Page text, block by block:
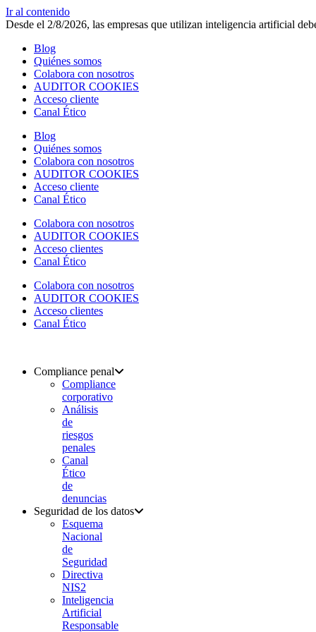
Ir al contenido
Desde el 2/8/2026, las empresas que utilizan inteligencia artificial
Blog
Quiénes somos
Colabora con nosotros
AUDITOR COOKIES
Acceso cliente
Canal Ético
Blog
Quiénes somos
Colabora con nosotros
AUDITOR COOKIES
Acceso cliente
Canal Ético
Colabora con nosotros
AUDITOR COOKIES
Acceso clientes
Canal Ético
Colabora con nosotros
AUDITOR COOKIES
Acceso clientes
Canal Ético
Compliance penal
Compliance
corporativo
Análisis
de
riesgos
penales
Canal
Ético
de
denuncias
Seguridad de los datos
Esquema
Nacional
de
Seguridad
Directiva
NIS2
Inteligencia
Artificial
Responsable